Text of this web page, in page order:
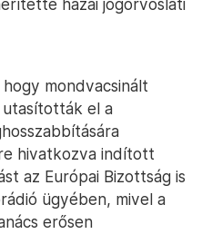
hazai jogorvoslati
mondvacsinált
el a
hivatkozva indított
az Európai Bizottság is
ügyében, mivel a
erősen